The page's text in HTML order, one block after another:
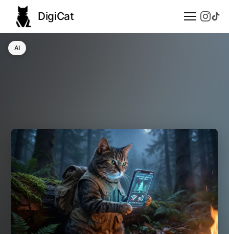
DigiCat
AI
Społeczeństwo
AI